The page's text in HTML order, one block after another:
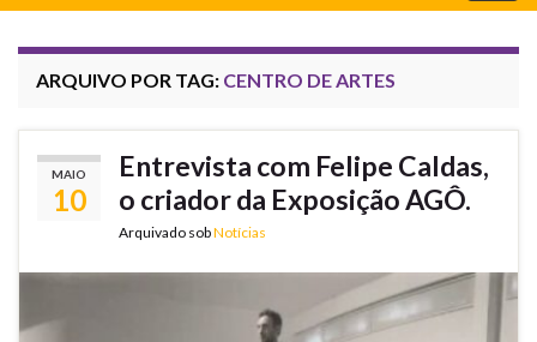
ARQUIVO POR TAG: CENTRO DE ARTES
MAIO
10
Entrevista com Felipe Caldas,
o criador da Exposição AGÔ.
Arquivado sobNotícias